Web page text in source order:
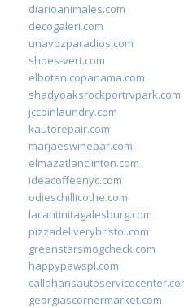
diarioanimales.com
decogaleri.com
unavozparadios.com
shoes-vert.com
elbotanicopanama.com
shadyoaksrockportrvpark.com
jccoinlaundry.com
kautorepair.com
marjaeswinebar.com
elmazatlanclinton.com
ideacoffeenyc.com
odieschillicothe.com
lacantinitagalesburg.com
pizzadeliverybristol.com
greenstarsmogcheck.com
happypawspl.com
georgiascornermarket.com